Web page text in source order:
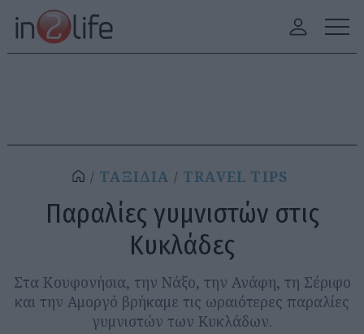
ΤΑΞΙΔΙΑ TRAVEL TIPS
Παραλίες γυμνιστών στις
Κυκλάδες
Στα Κουφονήσια, την Νάξο, την Ανάφη, τη Σέριφο
και την Αμοργό βρήκαμε τις ωραιότερες παραλίες
γυμνιστών των Κυκλάδων.